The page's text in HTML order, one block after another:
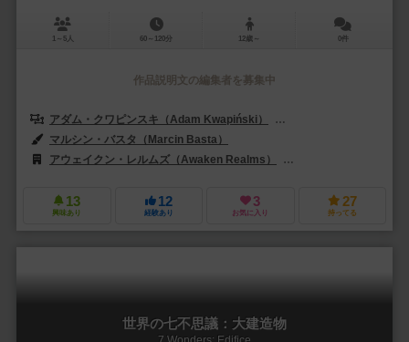
1～5人 60～120分 12歳～ 0件
作品説明文の編集者を募集中
アダム・クワピンスキ（Adam Kwapiński）
マルシン・バスタ（Marcin Basta）
アウェイクン・レルムズ（Awaken Realms）
13
興味あり
12
経験あり
3
お気に入り
27
持ってる
世界の七不思議：大建造物